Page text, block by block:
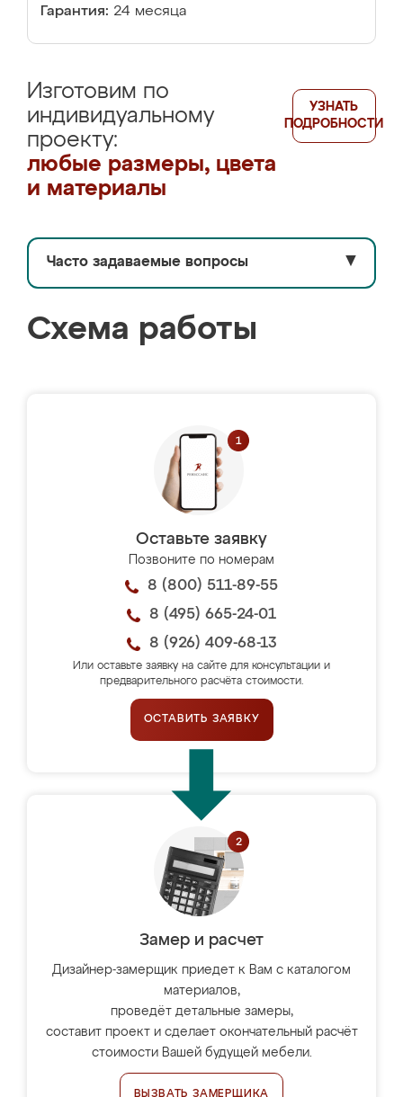
Гарантия: 24 месяца
Изготовим по
индивидуальному
проекту:
любые размеры, цвета
и материалы
УЗНАТЬ
ПОДРОБНОСТИ
Часто задаваемые вопросы ▼
Схема работы
Оставьте заявку
Позвоните по номерам
8 (800) 511-89-55
8 (495) 665-24-01
8 (926) 409-68-13
Или оставьте заявку на сайте для консультации и
предварительного расчёта стоимости.
ОСТАВИТЬ ЗАЯВКУ
Замер и расчет
Дизайнер-замерщик приедет к Вам с каталогом
материалов,
проведёт детальные замеры,
составит проект и сделает окончательный расчёт
стоимости Вашей будущей мебели.
ВЫЗВАТЬ ЗАМЕРЩИКА